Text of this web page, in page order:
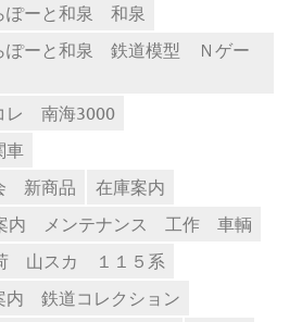
ーと和泉 和泉
ぽーと和泉 鉄道模型 Ｎゲー
レ 南海3000
車
新商品
在庫案内
内 メンテナンス 工作 車輌
山スカ １１５系
鉄道コレクション